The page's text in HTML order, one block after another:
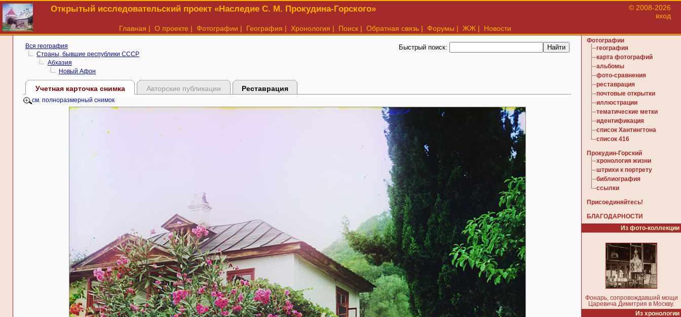
Открытый исследовательский проект «Наследие С. М. Прокудина-Горского»
© 2008-2026
вход
Главная | О проекте | Фотографии | География | Хронология | Поиск | Обратная связь | Форумы | ЖЖ | Новости
Вся география
Страны, бывшие республики СССР
Абхазия
Новый Афон
Быстрый поиск:
Учетная карточка снимка Авторские публикации Реставрация
см. полноразмерный снимок
Фотографии
география
карта фотографий
альбомы
фото-сравнения
реставрация
почтовые открытки
иллюстрации
тематические метки
идентификация
список Хантингтона
список 416
Прокудин-Горский
хронология жизни
штрихи к портрету
библиография
ссылки
Присоединяйтесь!
БЛАГОДАРНОСТИ
Из фото-коллекции
Фонарь, сопровождавший мощи
Царевича Димитрия в Москву.
Из хронологии